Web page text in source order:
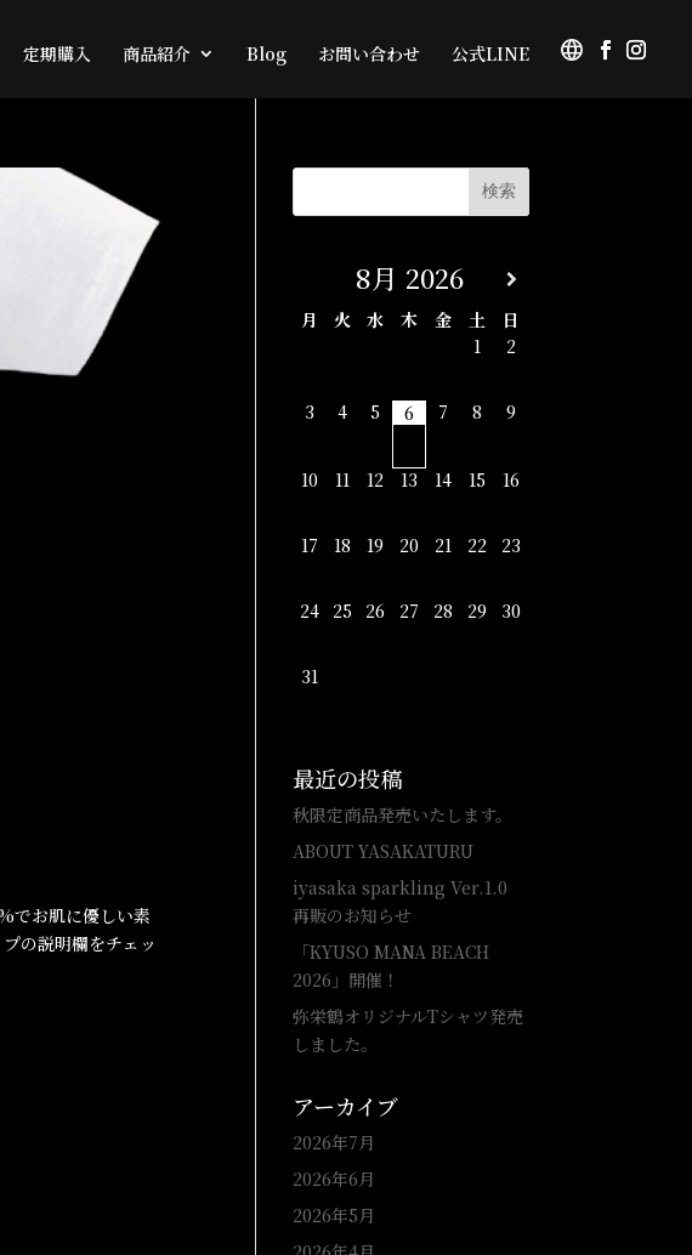
定期購入 商品紹介 Blog お問い合わせ 公式LINE
でお肌に優しい素
の説明欄をチェッ
8月 2026
月 火 水 木 金 土
日
1
2
3 4 5 6 7 8 9
10 11 12 13 14 15 16
17 18 19 20 21 22 23
24 25 26 27 28 29 30
31
最近の投稿
秋限定商品発売いたします。
ABOUT YASAKATURU
iyasaka sparkling Ver.1.0
再販のお知らせ
「KYUSO MANA BEACH
2026」開催！
弥栄鶴オリジナルTシャツ発売
しました。
アーカイブ
2026年7月
2026年6月
2026年5月